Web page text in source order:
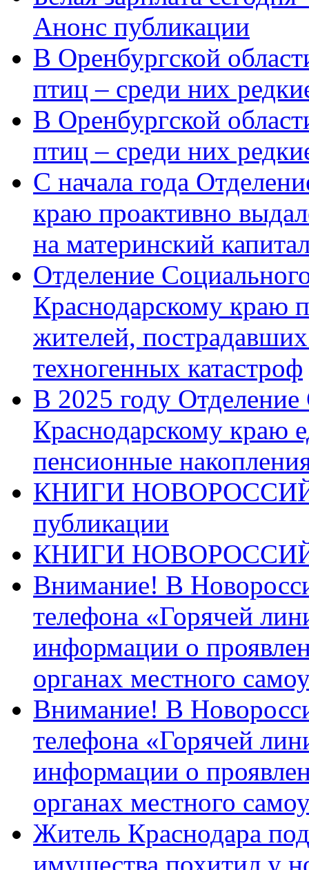
Анонс публикации
В Оренбургской
птиц – среди них
В Оренбургской
птиц – среди них
С начала года
краю проактивно
на материнский
Отделение
Краснодарскому краю
жителей,
техногенных катастроф
В 2025 году
Краснодарскому краю
пенсионные
КНИГИ
публикации
КНИГИ
Внимание! В
телефона «Горячей
информации о
органах местного
Внимание! В
телефона «Горячей
информации о
органах местного
Житель Краснодара